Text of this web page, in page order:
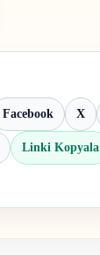
Facebook X
Linki Kopyala